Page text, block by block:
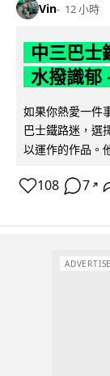
Vin 12 小時
中三巴士
水撥識郁
如果你熱愛一件
巴士鐵路迷，選
以運作的作品。
108 7 ↗